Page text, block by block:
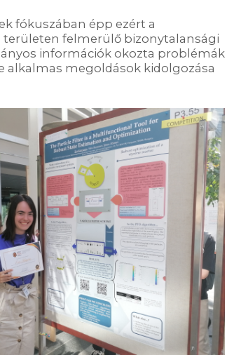
fókuszában épp ezért a
felmerülő bizonytalansági
információk okozta problémák
alkalmas megoldások kidolgozása